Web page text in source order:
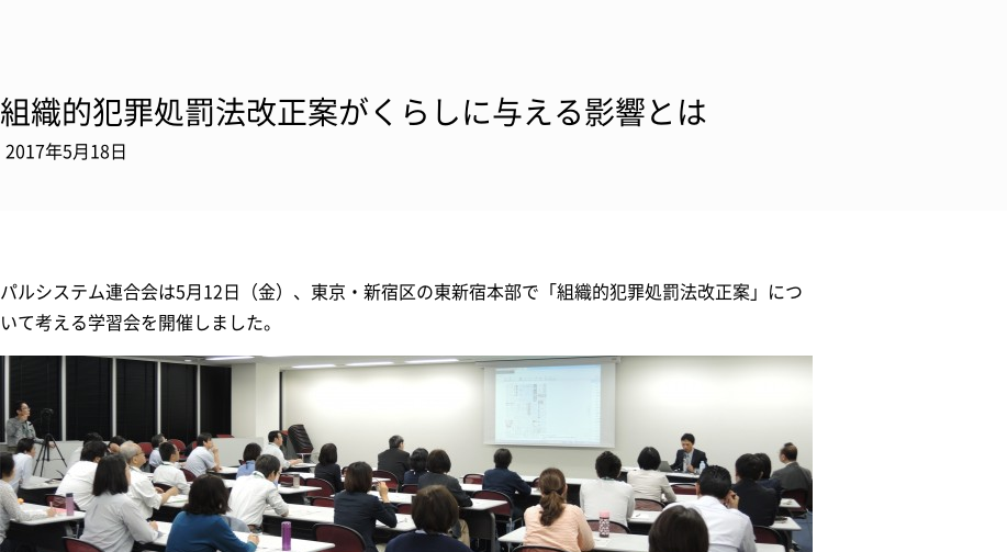
組織的犯罪処罰法改正案がくらしに与える影響とは
2017年5月18日
パルシステム連合会は5月12日（金）、東京・新宿区の東新宿本部で「組織的犯罪処罰法改正案」につ
いて考える学習会を開催しました。